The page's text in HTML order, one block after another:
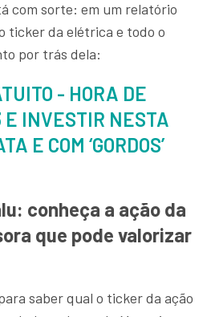
com sorte: em um relatório
ticker da elétrica e todo o
por trás dela:
- HORA DE
E INVESTIR NESTA
E COM ‘GORDOS’
conheça a ação da
que pode valorizar
saber qual o ticker da ação